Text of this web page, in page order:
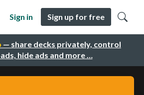
— share decks privately, control
hide ads and more …
Sign in Sign up for free